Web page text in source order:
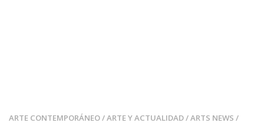
ARTE CONTEMPORÁNEO/ARTE Y ACTUALIDAD/ARTS NEWS /